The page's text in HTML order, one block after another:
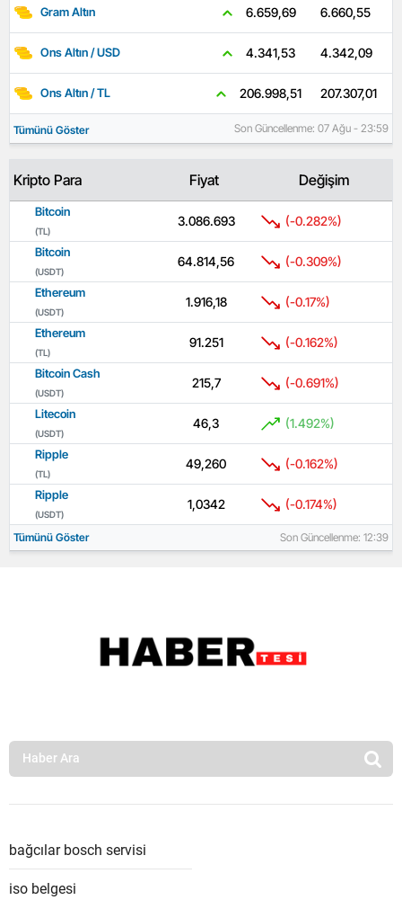
Gram Altın 6.659,69 6.660,55
Ons Altın / USD 4.341,53 4.342,09
Ons Altın / TL 206.998,51 207.307,01
Tümünü Göster Son Güncellenme: 07 Ağu - 23:59
Kripto Para Fiyat Değişim
Bitcoin
(TL)
3.086.693 (-0.282%)
Bitcoin
(USDT)
64.814,56 (-0.309%)
Ethereum
(USDT)
1.916,18 (-0.17%)
Ethereum
(TL)
91.251 (-0.162%)
Bitcoin Cash
(USDT)
215,7 (-0.691%)
Litecoin
(USDT)
46,3 (1.492%)
Ripple
(TL)
49,260 (-0.162%)
Ripple
(USDT)
1,0342 (-0.174%)
Tümünü Göster Son Güncellenme: 12:39
bağcılar bosch servisi
iso belgesi